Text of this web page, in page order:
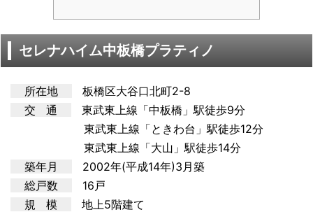
セレナハイム中板橋プラティノ
所在地
板橋区大谷口北町2-8
交 通
東武東上線「中板橋」駅徒歩9分
東武東上線「ときわ台」駅徒歩12分
東武東上線「大山」駅徒歩14分
築年月
2002年(平成14年)3月築
総戸数
16戸
規 模
地上5階建て